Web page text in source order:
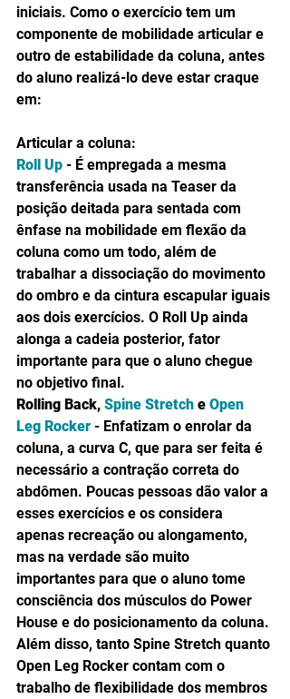
iniciais. Como o exercício tem um
componente de mobilidade articular e
outro de estabilidade da coluna, antes
do aluno realizá-lo deve estar craque
em:
Articular a coluna:
Roll Up - É empregada a mesma
transferência usada na Teaser da
posição deitada para sentada com
ênfase na mobilidade em flexão da
coluna como um todo, além de
trabalhar a dissociação do movimento
do ombro e da cintura escapular iguais
aos dois exercícios. O Roll Up ainda
alonga a cadeia posterior, fator
importante para que o aluno chegue
no objetivo final.
Rolling Back, Spine Stretch e Open
Leg Rocker - Enfatizam o enrolar da
coluna, a curva C, que para ser feita é
necessário a contração correta do
abdômen. Poucas pessoas dão valor a
esses exercícios e os considera
apenas recreação ou alongamento,
mas na verdade são muito
importantes para que o aluno tome
consciência dos músculos do Power
House e do posicionamento da coluna.
Além disso, tanto Spine Stretch quanto
Open Leg Rocker contam com o
trabalho de flexibilidade dos membros